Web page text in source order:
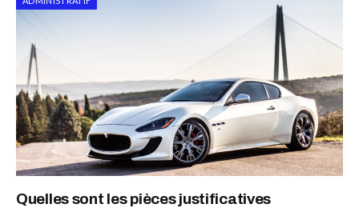
Quelles sont les pièces justificatives